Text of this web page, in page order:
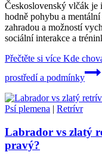
Československý vlčák je
hodně pohybu a
zahradou a možností
sociální interakce a
Přečtěte si více Kde
prostředí a podmínky
Psí plemena | Retrívr
Labrador vs zlatý
pravý?